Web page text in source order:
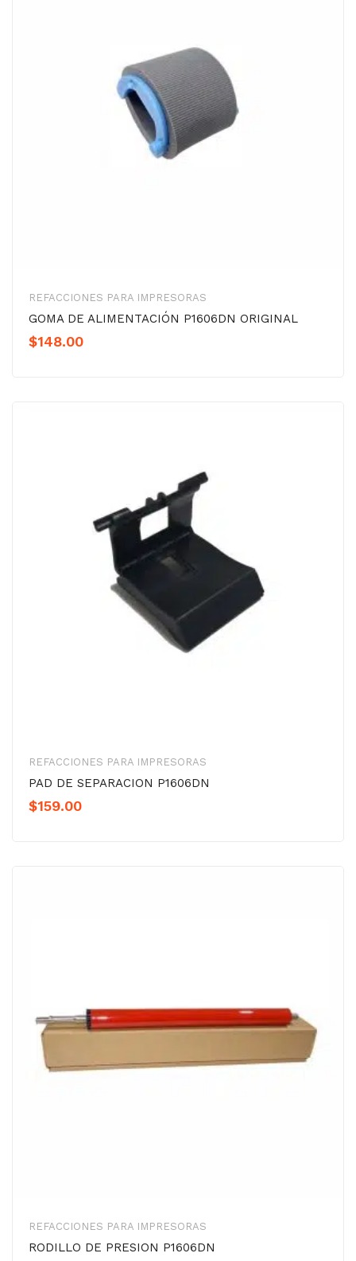
REFACCIONES PARA IMPRESORAS
GOMA DE ALIMENTACIÓN P1606DN ORIGINAL
$148.00
REFACCIONES PARA IMPRESORAS
PAD DE SEPARACION P1606DN
$159.00
REFACCIONES PARA IMPRESORAS
RODILLO DE PRESION P1606DN